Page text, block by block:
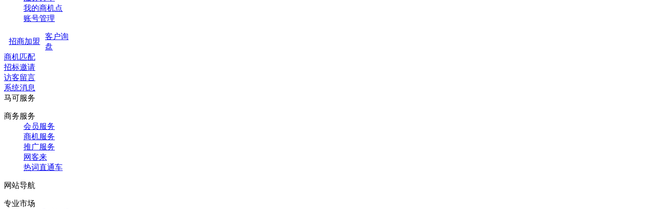
我的商机点
账号管理
招商加盟
客户询
盘
商机匹配
招标邀请
访客留言
系统消息
马可服务
商务服务
会员服务
商机服务
推广服务
网客来
热词直通车
网站导航
专业市场